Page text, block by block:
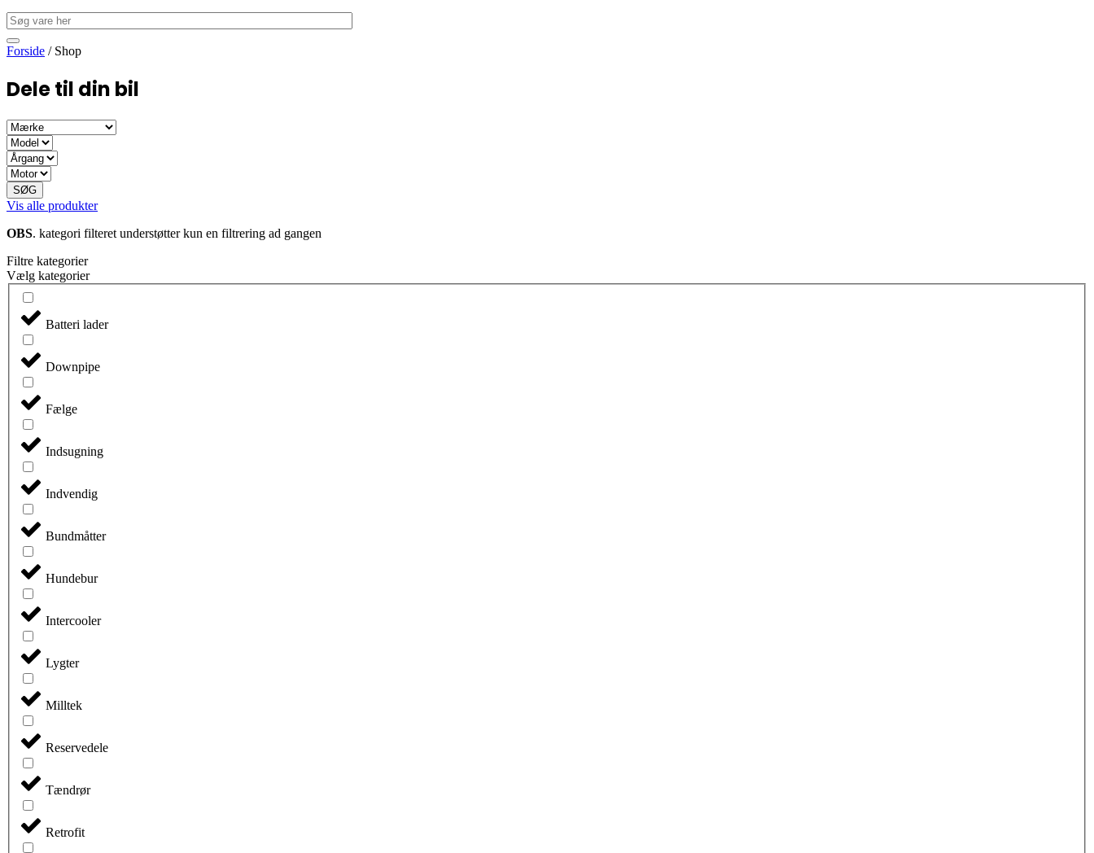
Forside / Shop
Dele til din bil
SØG
Vis alle produkter
OBS. kategori filteret understøtter kun en filtrering ad gangen
Filtre kategorier
Vælg kategorier
Batteri lader
Downpipe
Fælge
Indsugning
Indvendig
Bundmåtter
Hundebur
Intercooler
Lygter
Milltek
Reservedele
Tændrør
Retrofit